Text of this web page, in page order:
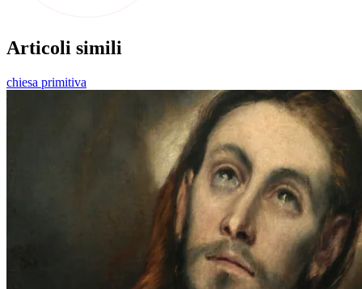
Articoli simili
chiesa primitiva